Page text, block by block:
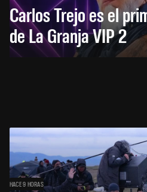
Carlos Trejo es el
de La Granja VIP 2
HACE 9 HORAS